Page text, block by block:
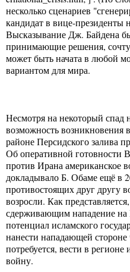
несколько сценариев
кандидат в вице-президенты
Высказывание Дж. Байдена
принимающие решения,
может быть начата в любой
вариантом для мира.
Несмотря на некоторый спад
возможность возникновения
районе Персидского залива
Об оперативной
против Ирана американское
докладывало Б. Обаме ещё в
противостоящих друг другу
возросли. Как
сдерживающим нападение на
потенциал исламского
нанести нападающей
потребуется, вести в
войну.